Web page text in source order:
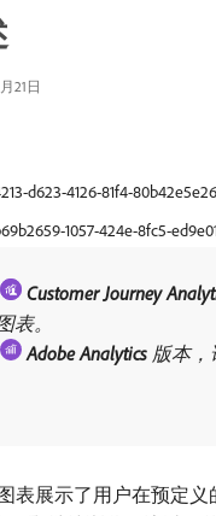
21日
d623-4126-81f4-
1057-424e-8fc5-
Customer Journey
表。
​Adobe Analytics 版本，
表展示了用户在预定义